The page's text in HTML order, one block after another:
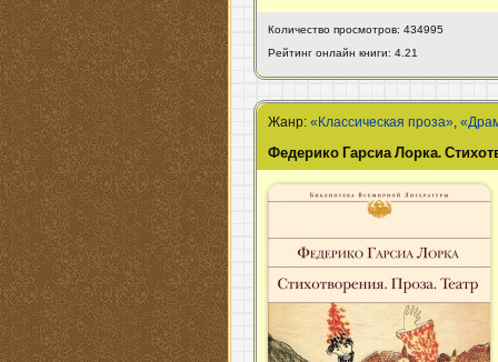
Количество просмотров: 434995
Рейтинг онлайн книги: 4.21
Жанр:«Классическая проза»,
Федерико Гарсиа Лорка.